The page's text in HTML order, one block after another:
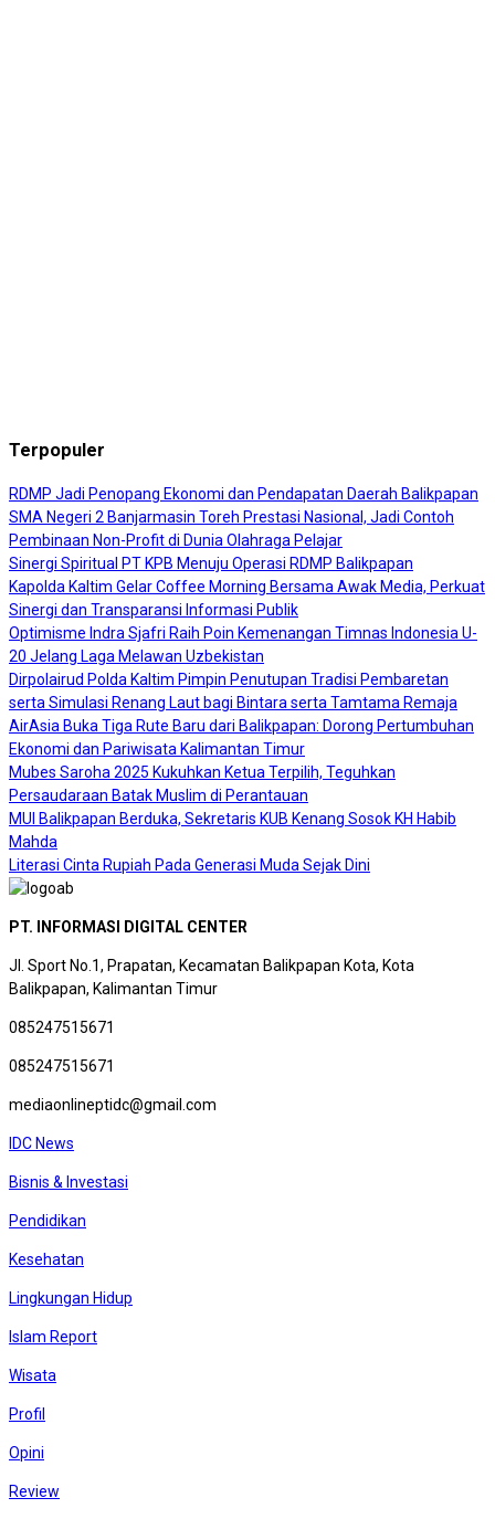
Terpopuler
RDMP Jadi Penopang Ekonomi dan Pendapatan Daerah Balikpapan
SMA Negeri 2 Banjarmasin Toreh Prestasi Nasional, Jadi Contoh
Pembinaan Non-Profit di Dunia Olahraga Pelajar
Sinergi Spiritual PT KPB Menuju Operasi RDMP Balikpapan
Kapolda Kaltim Gelar Coffee Morning Bersama Awak Media, Perkuat
Sinergi dan Transparansi Informasi Publik
Optimisme Indra Sjafri Raih Poin Kemenangan Timnas Indonesia U-
20 Jelang Laga Melawan Uzbekistan
Dirpolairud Polda Kaltim Pimpin Penutupan Tradisi Pembaretan
serta Simulasi Renang Laut bagi Bintara serta Tamtama Remaja
AirAsia Buka Tiga Rute Baru dari Balikpapan: Dorong Pertumbuhan
Ekonomi dan Pariwisata Kalimantan Timur
Mubes Saroha 2025 Kukuhkan Ketua Terpilih, Teguhkan
Persaudaraan Batak Muslim di Perantauan
MUI Balikpapan Berduka, Sekretaris KUB Kenang Sosok KH Habib
Mahda
Literasi Cinta Rupiah Pada Generasi Muda Sejak Dini
PT. INFORMASI DIGITAL CENTER
Jl. Sport No.1, Prapatan, Kecamatan Balikpapan Kota, Kota
Balikpapan, Kalimantan Timur
085247515671
085247515671
mediaonlineptidc@gmail.com
IDC News
Bisnis & Investasi
Pendidikan
Kesehatan
Lingkungan Hidup
Islam Report
Wisata
Profil
Opini
Review